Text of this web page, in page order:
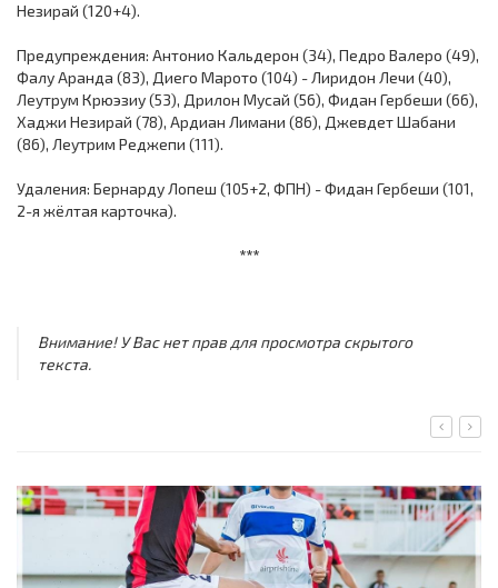
Незирай (120+4).
Предупреждения: Антонио Кальдерон (34), Педро Валеро (49),
Фалу Аранда (83), Диего Марото (104) - Лиридон Лечи (40),
Леутрум Крюэзиу (53), Дрилон Мусай (56), Фидан Гербеши (66),
Хаджи Незирай (78), Ардиан Лимани (86), Джевдет Шабани
(86), Леутрим Реджепи (111).
Удаления: Бернарду Лопеш (105+2, ФПН) - Фидан Гербеши (101,
2-я жёлтая карточка).
***
Внимание! У Вас нет прав для просмотра скрытого
текста.